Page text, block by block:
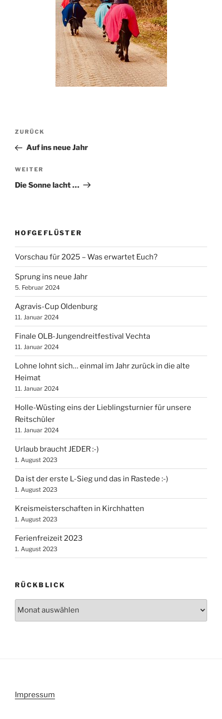
Beitragsnavigation
Vorheriger
Beitrag
ZURÜCK
Auf ins neue Jahr
Nächster
Beitrag
WEITER
Die Sonne lacht …
HOFGEFLÜSTER
Vorschau für 2025 – Was erwartet Euch?
Sprung ins neue Jahr
5. Februar 2024
Agravis-Cup Oldenburg
11. Januar 2024
Finale OLB-Jungendreitfestival Vechta
11. Januar 2024
Lohne lohnt sich… einmal im Jahr zurück in die alte
Heimat
11. Januar 2024
Holle-Wüsting eins der Lieblingsturnier für unsere
Reitschüler
11. Januar 2024
Urlaub braucht JEDER :-)
1. August 2023
Da ist der erste L-Sieg und das in Rastede :-)
1. August 2023
Kreismeisterschaften in Kirchhatten
1. August 2023
Ferienfreizeit 2023
1. August 2023
RÜCKBLICK
Impressum